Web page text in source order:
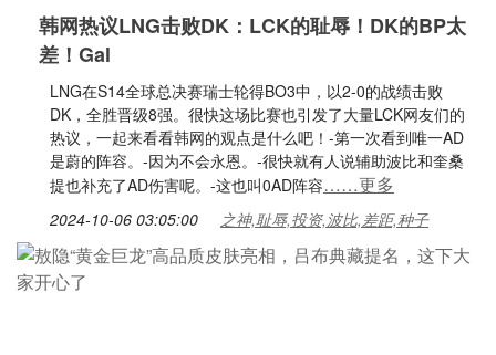
韩网热议LNG击败DK：LCK的耻辱！DK的BP太
差！Gal
LNG在S14全球总决赛瑞士轮得BO3中，以2-0的战绩击败
DK，全胜晋级8强。很快这场比赛也引发了大量LCK网友们的
热议，一起来看看韩网的观点是什么吧！-第一次看到唯一AD
是蔚的阵容。-因为不会永恩。-很快就有人说辅助波比和奎桑
提也补充了AD伤害呢。-这也叫0AD阵容……更多
2024-10-06 03:05:00 之神,耻辱,投资,波比,差距,种子